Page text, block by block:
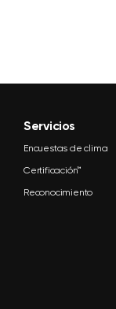
Servicios
Encuestas de clima
Certificación™
Reconocimiento